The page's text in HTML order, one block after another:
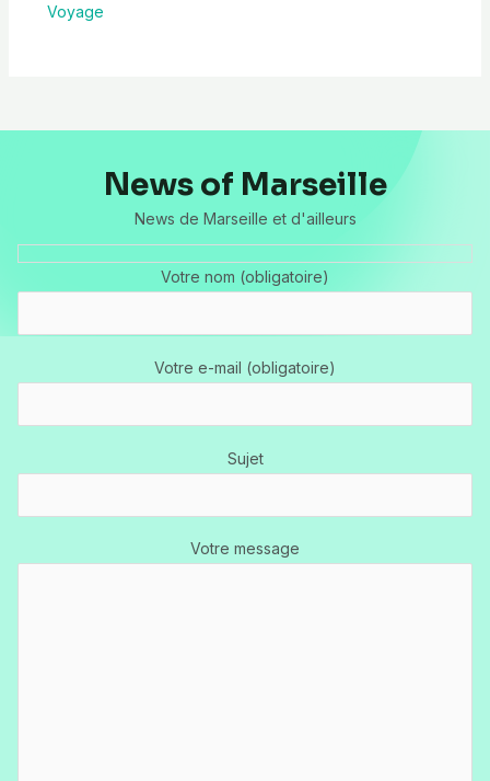
Voyage
News of Marseille
News de Marseille et d'ailleurs
Votre nom (obligatoire)
Votre e-mail (obligatoire)
Sujet
Votre message